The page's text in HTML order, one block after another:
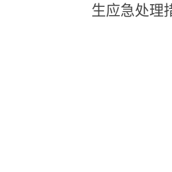
生应急处理